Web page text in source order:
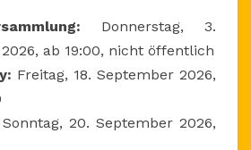
Donnerstag, 3.
ab 19:00, nicht öffentlich
Freitag, 18. September 2026,
Sonntag, 20. September 2026,